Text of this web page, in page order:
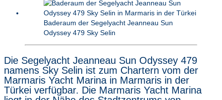
Baderaum der Segelyacht Jeanneau Sun
Odyssey 479 Sky Selin
Die Segelyacht Jeanneau Sun Odyssey 479
namens Sky Selin ist zum Chartern vom der
Marmaris Yacht Marina in Marmaris in der
Türkei verfügbar. Die Marmaris Yacht Marina